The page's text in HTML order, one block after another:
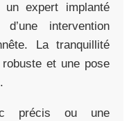
expert implanté
intervention
La tranquillité
et une pose
précis ou une